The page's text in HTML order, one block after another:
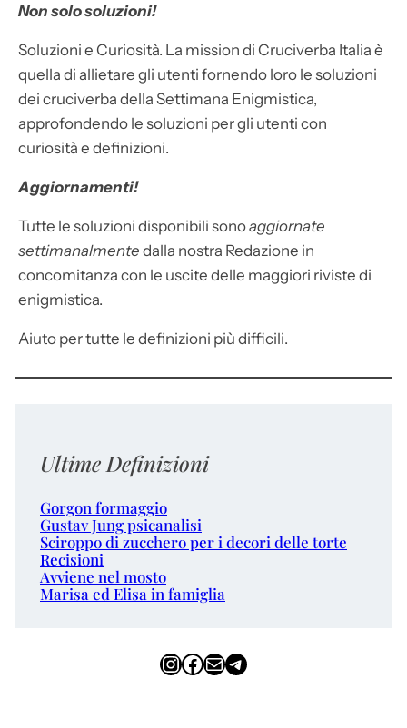
Non solo soluzioni!
Soluzioni e Curiosità. La mission di Cruciverba Italia è
quella di allietare gli utenti fornendo loro le soluzioni
dei cruciverba della Settimana Enigmistica,
approfondendo le soluzioni per gli utenti con
curiosità e definizioni.
Aggiornamenti!
Tutte le soluzioni disponibili sonoaggiornate
settimanalmente dalla nostra Redazione in
concomitanza con le uscite delle maggiori riviste di
enigmistica.
Aiuto per tutte le definizioni più difficili.
Ultime Definizioni
Gorgon formaggio
Gustav Jung psicanalisi
Sciroppo di zucchero per i decori delle torte
Recisioni
Avviene nel mosto
Marisa ed Elisa in famiglia
InstagramFacebook Email Telegram